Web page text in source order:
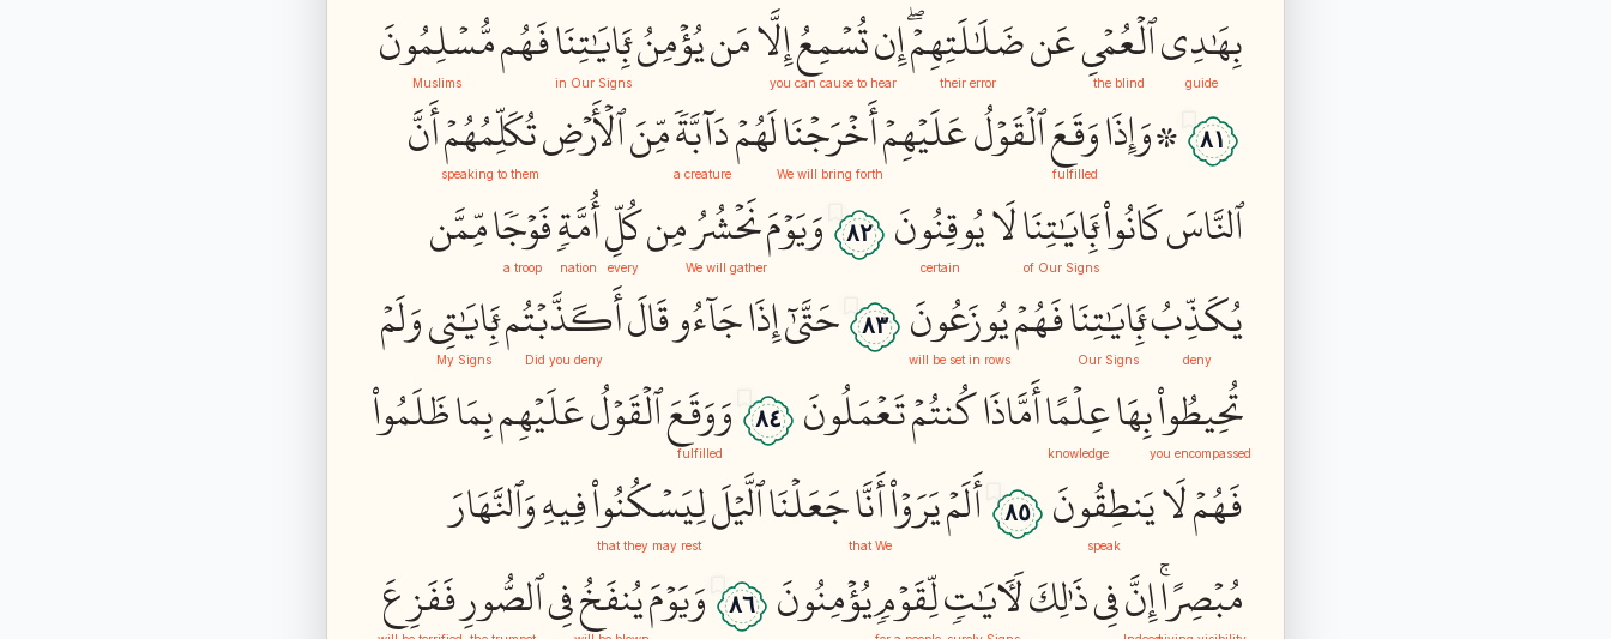
بِهَٰدِي
guide
ٱلۡعُمۡيِ
the blind
عَنضَلَٰلَتِهِمۡۖ
their error
إِنتُسۡمِعُ
you can cause to hear
إِلَّامَنيُؤۡمِنُبِ‍َٔايَٰتِنَا
in Our Signs
فَهُممُّسۡلِمُونَ
Muslims
٨١ ۞وَإِذَاوَقَعَ
fulfilled
ٱلۡقَوۡلُعَلَيۡهِمۡأَخۡرَجۡنَا
We will bring forth
لَهُمۡدَآبَّةٗ
a creature
مِّنَٱلۡأَرۡضِتُكَلِّمُهُمۡ
speaking to them
أَنَّ
ٱلنَّاسَكَانُواْبِ‍َٔايَٰتِنَا
of Our Signs
لَايُوقِنُونَ
certain
٨٢ وَيَوۡمَنَحۡشُرُ
We will gather
مِنكُلِّ
every
أُمَّةٖ
nation
فَوۡجٗا
a troop
مِّمَّن
يُكَذِّبُ
deny
بِ‍َٔايَٰتِنَا
Our Signs
فَهُمۡيُوزَعُونَ
will be set in rows
٨٣ حَتَّىٰٓإِذَاجَآءُوقَالَأَكَذَّبۡتُم
Did you deny
بِ‍َٔايَٰتِي
My Signs
وَلَمۡ
تُحِيطُواْ
you encompassed
بِهَاعِلۡمًا
knowledge
أَمَّاذَاكُنتُمۡتَعۡمَلُونَ ٨٤ وَوَقَعَ
fulfilled
ٱلۡقَوۡلُعَلَيۡهِمبِمَاظَلَمُواْ
فَهُمۡلَايَنطِقُونَ
speak
٨٥ أَلَمۡيَرَوۡاْأَنَّا
that We
جَعَلۡنَاٱلَّيۡلَلِيَسۡكُنُواْ
that they may rest
فِيهِوَٱلنَّهَارَ
مُبۡصِرًاۚإِنَّفِيذَٰلِكَلَأٓيَٰتٖلِّقَوۡمٖيُؤۡمِنُونَ ٨٦ وَيَوۡمَيُنفَخُفِيٱلصُّورِفَفَزِعَ